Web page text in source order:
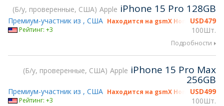
Б/у, проверенные, США Apple iPhone 15 Pro 128GB
USD479
100Шт.
Премиум-участник из , США Находится на gsmX Hong Kong 2026
Рейтинг: +3
Подробности
Б/у, проверенные, США Apple iPhone 15 Pro Max
256GB
USD499
100Шт.
Премиум-участник из , США Находится на gsmX Hong Kong 2026
Рейтинг: +3